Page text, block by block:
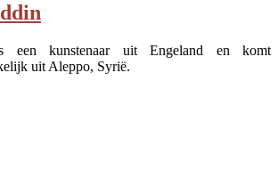
een kunstenaar uit Engeland en komt
uit Aleppo, Syrië.